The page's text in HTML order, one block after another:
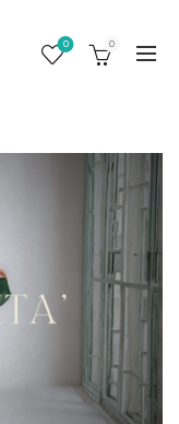
0 0